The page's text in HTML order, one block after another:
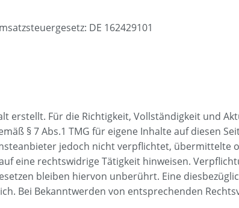
DE 162429101
erstellt. Für die Richtigkeit, Vollständigkeit und
§ 7 Abs.1 TMG für eigene Inhalte auf diesen
jedoch nicht verpflichtet,
eine rechtswidrige Tätigkeit hinweisen.
bleiben hiervon unberührt. Eine
Bei Bekanntwerden von entsprechenden